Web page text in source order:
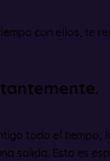
con ellos, te
todo el tiempo,
salida. Esto es